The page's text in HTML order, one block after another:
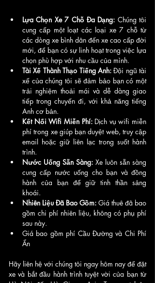
Lựa Chọn Xe 7 Chỗ Đa Dạng: Chúng tôi
cung cấp một loạt các loại xe 7 chỗ từ
các dòng xe bình dân đến xe cao cấp đời
mới, để bạn có sự linh hoạt trong việc lựa
chọn phù hợp với nhu cầu của mình.
Tài Xế Thành Thạo Tiếng Anh: Đội ngũ tài
xế của chúng tôi sẽ đảm bảo bạn có một
trải nghiệm thoải mái và dễ dàng giao
tiếp trong chuyến đi, với khả năng tiếng
Anh cơ bản.
Kết Nối Wifi Miễn Phí: Dịch vụ wifi miễn
phí trong xe giúp bạn duyệt web, truy cập
email hoặc giữ liên lạc trong suốt hành
trình.
Nước Uống Sẵn Sàng: Xe luôn sẵn sàng
cung cấp nước uống cho bạn và đồng
hành của bạn để giữ tinh thần sảng
khoái.
Nhiên Liệu Đã Bao Gồm: Giá thuê đã bao
gồm chi phí nhiên liệu, không có phụ phí
sau này.
Giá bao gồm phí Cầu Đường và Chi Phí
Ẩn
Hãy liên hệ với chúng tôi ngay hôm nay để đặt
xe và bắt đầu hành trình tuyệt vời của bạn từ